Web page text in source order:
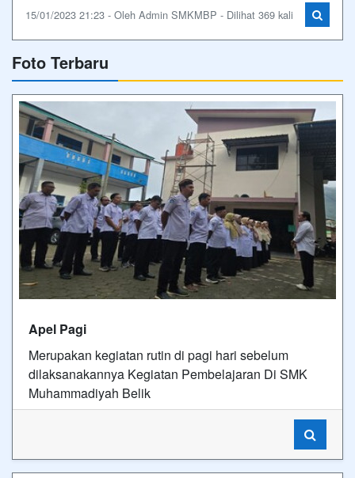
15/01/2023 21:23 - Oleh Admin SMKMBP - Dilihat 369 kali
Foto Terbaru
Apel Pagi
Merupakan kegiatan rutin di pagi hari sebelum
dilaksanakannya Kegiatan Pembelajaran Di SMK
Muhammadiyah Belik